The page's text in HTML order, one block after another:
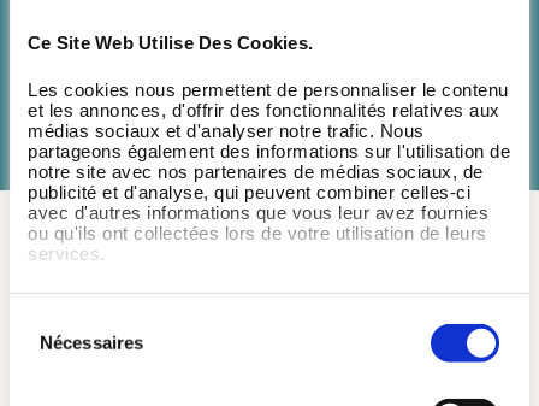
Ce Site Web Utilise Des Cookies.
Les cookies nous permettent de personnaliser le contenu
et les annonces, d'offrir des fonctionnalités relatives aux
médias sociaux et d'analyser notre trafic. Nous
partageons également des informations sur l'utilisation de
notre site avec nos partenaires de médias sociaux, de
publicité et d'analyse, qui peuvent combiner celles-ci
avec d'autres informations que vous leur avez fournies
ou qu'ils ont collectées lors de votre utilisation de leurs
services.
Nécessaires
Islam Haï Nadia
Worklife manager Proximus
Comment intégrer Wellpass dans votre
entreprise ?